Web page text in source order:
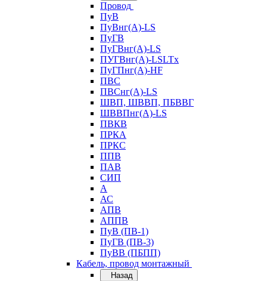
Провод
ПуВ
ПуВнг(А)-LS
ПуГВ
ПуГВнг(А)-LS
ПУГВнг(А)-LSLTx
ПуГПнг(А)-HF
ПВС
ПВСнг(А)-LS
ШВП, ШВВП, ПБВВГ
ШВВПнг(А)-LS
ПВКВ
ПРКА
ПРКС
ППВ
ПАВ
СИП
А
АС
АПВ
АППВ
ПуВ (ПВ-1)
ПуГВ (ПВ-3)
ПуВВ (ПБПП)
Кабель, провод монтажный
Назад